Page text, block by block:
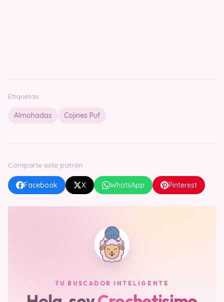
Etiquetas
Almohadas Cojines Puf
Comparte este patrón
Facebook X WhatsApp Pinterest
TU BUSCADOR INTELIGENTE